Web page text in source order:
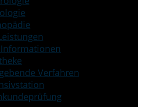
Verfahren